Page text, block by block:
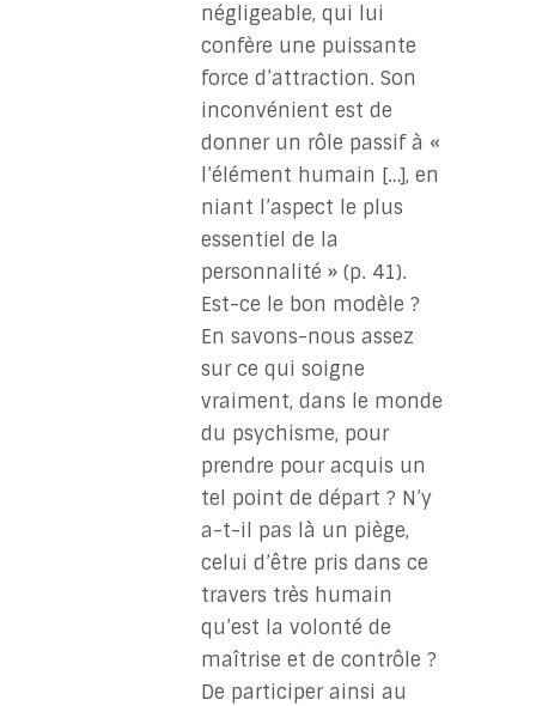
négligeable, qui lui
confère une puissante
force d’attraction. Son
inconvénient est de
donner un rôle passif à «
l’élément humain […], en
niant l’aspect le plus
essentiel de la
personnalité » (p. 41).
Est-ce le bon modèle ?
En savons-nous assez
sur ce qui soigne
vraiment, dans le monde
du psychisme, pour
prendre pour acquis un
tel point de départ ? N’y
a-t-il pas là un piège,
celui d’être pris dans ce
travers très humain
qu’est la volonté de
maîtrise et de contrôle ?
De participer ainsi au